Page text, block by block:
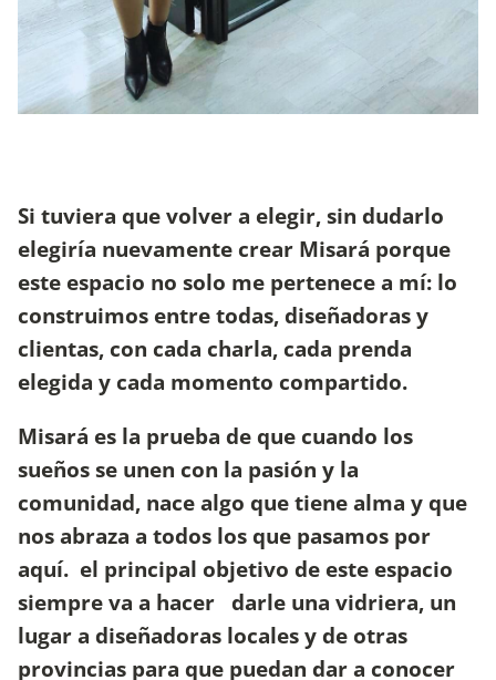
Si tuviera que volver a elegir, sin dudarlo
elegiría nuevamente crear Misará porque
este espacio no solo me pertenece a mí: lo
construimos entre todas, diseñadoras y
clientas, con cada charla, cada prenda
elegida y cada momento compartido.
Misará es la prueba de que cuando los
sueños se unen con la pasión y la
comunidad, nace algo que tiene alma y que
nos abraza a todos los que pasamos por
aquí. el principal objetivo de este espacio
siempre va a hacer darle una vidriera, un
lugar a diseñadoras locales y de otras
provincias para que puedan dar a conocer